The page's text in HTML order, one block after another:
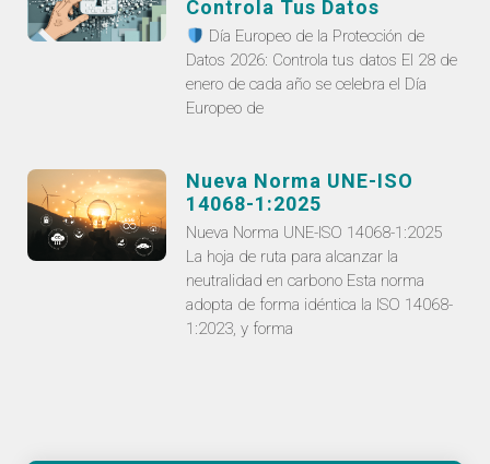
Controla Tus Datos
Día Europeo de la Protección de
Datos 2026: Controla tus datos El 28 de
enero de cada año se celebra el Día
Europeo de
Nueva Norma UNE-ISO
14068-1:2025
Nueva Norma UNE-ISO 14068-1:2025
La hoja de ruta para alcanzar la
neutralidad en carbono Esta norma
adopta de forma idéntica la ISO 14068-
1:2023, y forma